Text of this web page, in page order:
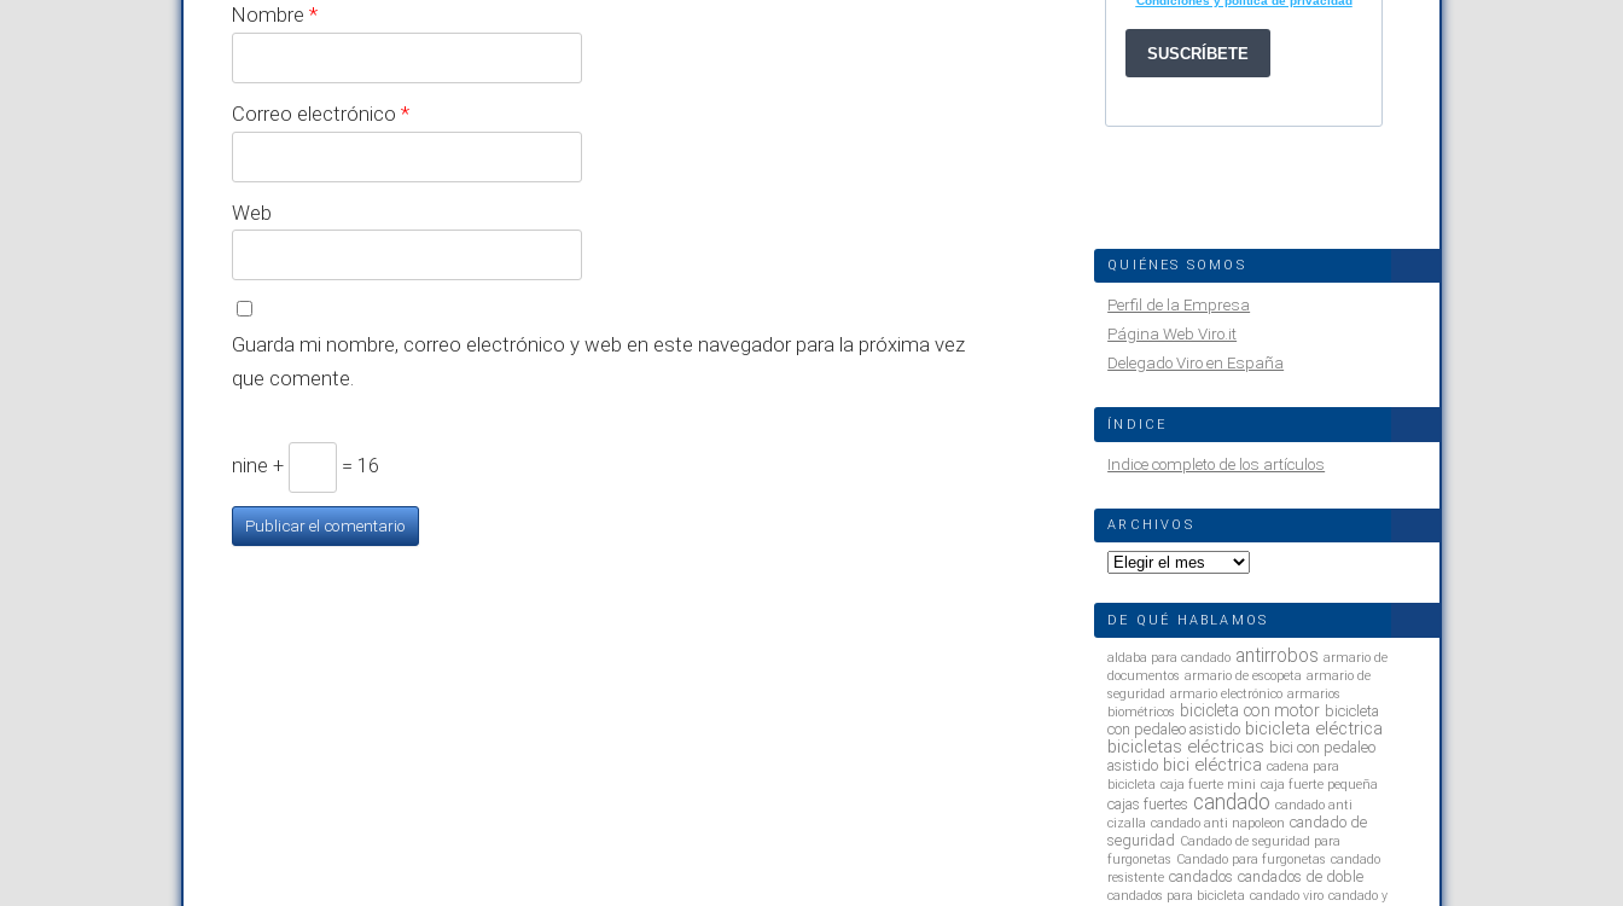
Nombre *
Correo electrónico *
Web
Guarda mi nombre, correo electrónico y web en este navegador para la próxima vez
que comente.
nine + = 16
QUIÉNES SOMOS
Perfil de la Empresa
Página Web Viro.it
Delegado Viro en España
ÍNDICE
Indice completo de los artículos
ARCHIVOS
Archivos
DE QUÉ HABLAMOS
aldaba para candado antirrobos armario de
documentos armario de escopeta armario de
seguridad armario electrónico armarios
biométricos bicicleta con motor bicicleta
con pedaleo asistido bicicleta eléctrica
bicicletas eléctricas bici con pedaleo
asistido bici eléctrica cadena para
bicicleta caja fuerte mini caja fuerte pequeña
cajas fuertes candado candado anti
cizalla candado anti napoleon candado de
seguridad Candado de seguridad para
furgonetas Candado para furgonetas candado
resistente candados candados de doble
candados para bicicleta candado viro candado y